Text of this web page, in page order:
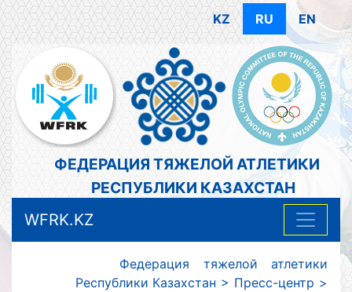
KZ RU EN
ФЕДЕРАЦИЯ ТЯЖЕЛОЙ АТЛЕТИКИ
РЕСПУБЛИКИ КАЗАХСТАН
WFRK.KZ
Федерация тяжелой атлетики
Республики Казахстан > Пресс-центр >